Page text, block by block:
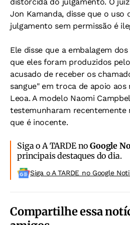
Jon Kamanda, disse que o uso
julgamento sem permissão é
Ele disse que a embalagem
que eles foram produzidos
acusado de receber os
sangue" em troca de apoio aos
Leoa. A modelo Naomi
testemunharam recentemente
que é inocente.
Siga o A TARDE noGoogle
principais destaques do dia.
Siga o A TARDE no Google
Compartilhe essa